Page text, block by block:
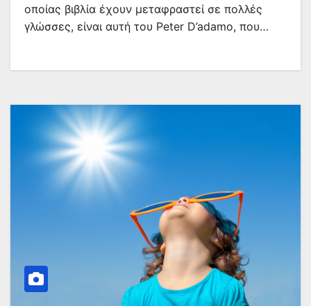
οποίας βιβλία έχουν μεταφραστεί σε πολλές
γλώσσες, είναι αυτή του Peter D’adamo, που…